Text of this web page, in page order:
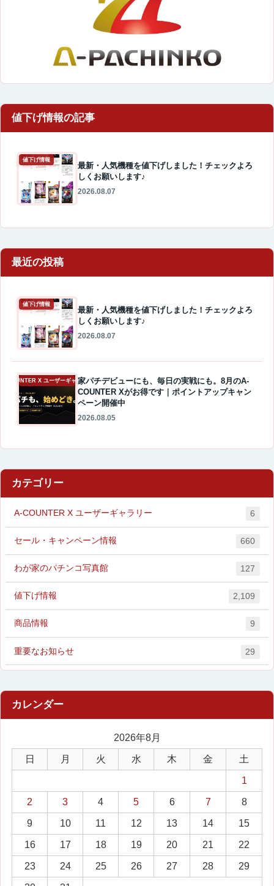
値下げ情報
最新・人気機種を値下げしました！チェックよろ
しくお願いします♪
2026.08.07
最近の投稿
値下げ情報
最新・人気機種を値下げしました！チェックよろ
しくお願いします♪
2026.08.07
A-COUNTER X ユーザーギャラリー家パチデビューにも、毎日の実戦にも。8月のA-
COUNTER Xがお得です｜ポイントアップキャン
ペーン開催中
2026.08.05
カテゴリー
A-COUNTER X ユーザーギャラリー 6
セール・キャンペーン情報 660
わが家のパチンコ写真館 127
値下げ情報 2,109
商品情報 9
重要なお知らせ 29
2026年8月
日 月 火 水 木 金 土
1
2 3 4 5 6 7 8
9 10 11 12 13 14 15
16 17 18 19 20 21 22
23 24 25 26 27 28 29